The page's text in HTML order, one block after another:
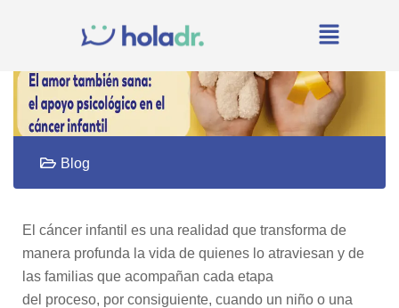
Blog
El cáncer infantil es una realidad que transforma de
manera profunda la vida de quienes lo atraviesan y de
las familias que acompañan cada etapa
del proceso, por consiguiente, cuando un niño o una